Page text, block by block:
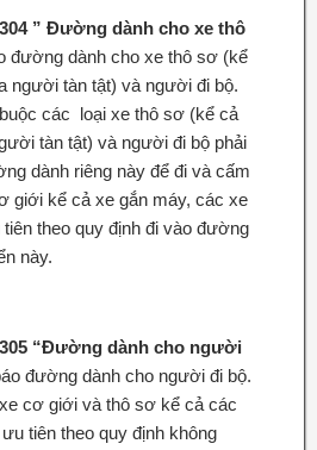
” Đường dành cho xe thô
đường dành cho xe thô sơ (kể
người tàn tật) và người đi bộ.
các loại xe thô sơ (kể cả
tàn tật) và người đi bộ phải
dành riêng này để đi và cấm
giới kể cả xe gắn máy, các xe
theo quy định đi vào đường
này.
“Đường dành cho người
đường dành cho người đi bộ.
cơ giới và thô sơ kể cả các
tiên theo quy định không